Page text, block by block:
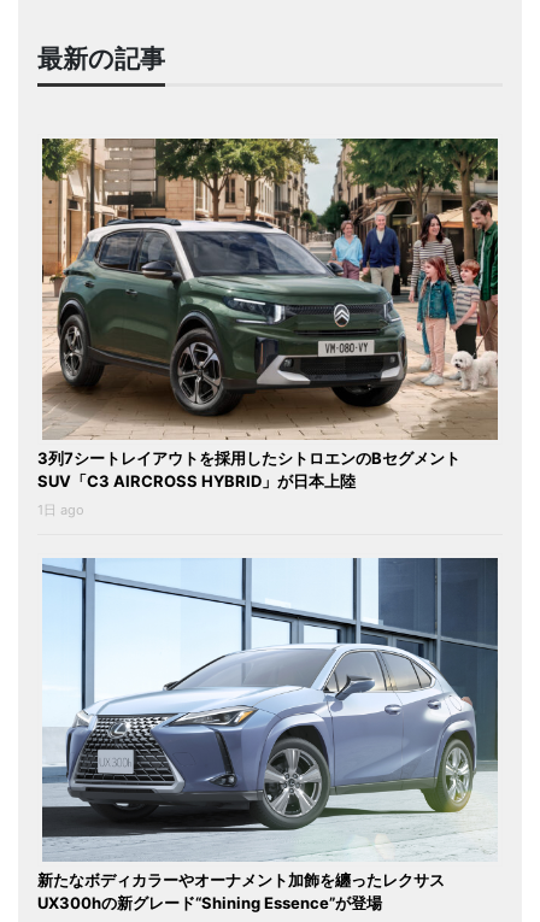
最新の記事
3列7シートレイアウトを採用したシトロエンのBセグメント
SUV「C3 AIRCROSS HYBRID」が日本上陸
1日 ago
新たなボディカラーやオーナメント加飾を纏ったレクサス
UX300hの新グレード“Shining Essence”が登場